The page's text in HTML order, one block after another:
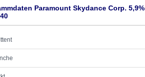
Paramount Skydance Corp. 5,9%